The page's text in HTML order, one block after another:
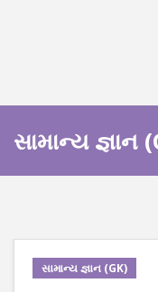
સામાન્ય જ્ઞાન
સામાન્ય જ્ઞાન (GK)